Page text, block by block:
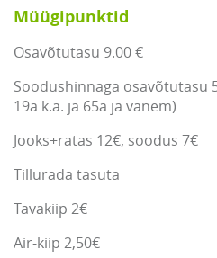
Müügipunktid
Osavõtutasu 9.00 €
Soodushinnaga osavõtutasu
19a k.a. ja 65a ja vanem)
Jooks+ratas 12€, soodus 7€
Tillurada tasuta
Tavakiip 2€
Air-kiip 2,50€